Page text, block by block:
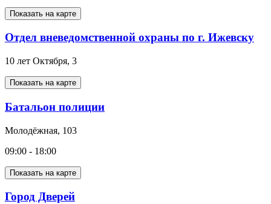
Показать на карте
Отдел вневедомственной охраны по г. Ижевску
10 лет Октября, 3
Показать на карте
Батальон полиции
Молодёжная, 103
09:00 - 18:00
Показать на карте
Город Дверей